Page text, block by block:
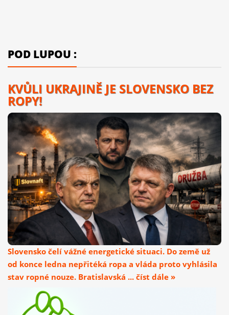
POD LUPOU :
KVŮLI UKRAJINĚ JE SLOVENSKO BEZ
ROPY!
Slovensko čelí vážné energetické situaci. Do země už
od konce ledna nepřitéká ropa a vláda proto vyhlásila
stav ropné nouze. Bratislavská ... číst dále »